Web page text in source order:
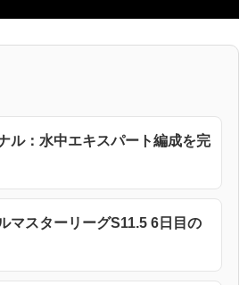
ル：水中エキスパート編成を完
マスターリーグS11.5 6日目の